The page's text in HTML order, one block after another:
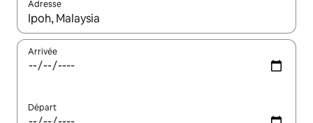
Adresse
Lorsque les résultats s'affichent, utilisez les flèches vers le
Arrivée
Départ